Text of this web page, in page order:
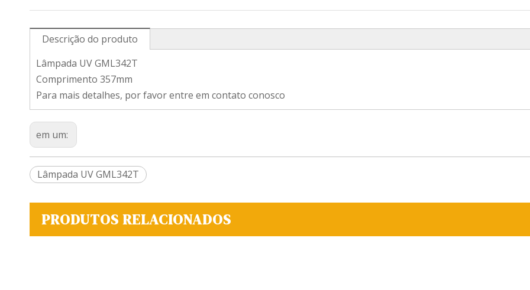
Descrição do produto
Lâmpada UV GML342T
Comprimento 357mm
Para mais detalhes, por favor entre em contato conosco
em um:
Lâmpada UV GML342T
PRODUTOS RELACIONADOS